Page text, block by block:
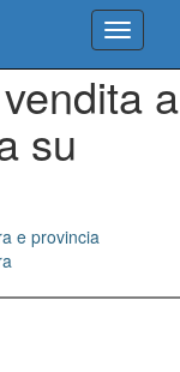
Toggle
a
su
e provincia